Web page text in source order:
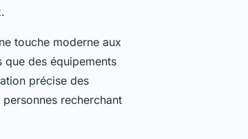
touche moderne aux
que des équipements
précise des
recherchant